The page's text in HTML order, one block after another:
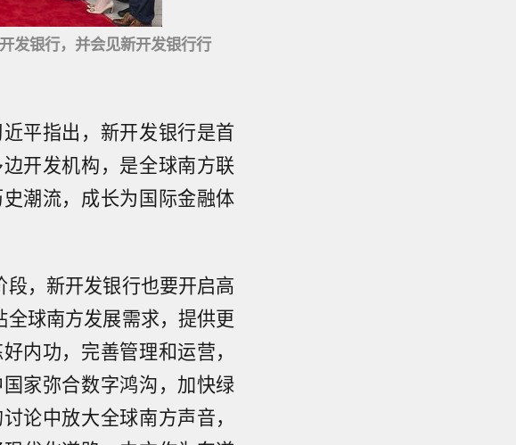
发银行，并会见新开发银行行
平指出，新开发银行是首
开发机构，是全球南方联
潮流，成长为国际金融体
段，新开发银行也要开启高
全球南方发展需求，提供更
内功，完善管理和运营，
家弥合数字鸿沟，加快绿
论中放大全球南方声音，